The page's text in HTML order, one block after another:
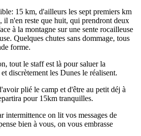
15 km, d'ailleurs les sept premiers km
il n'en reste que huit, qui prendront deux
à la montagne sur une sente rocailleuse
Quelques chutes sans dommage, tous
forme.
tout le staff est là pour saluer la
discrètement les Dunes le réalisent.
plié le camp et d'être au petit déj à
pour 15km tranquilles.
intermittence on lit vos messages de
bien à vous, on vous embrasse